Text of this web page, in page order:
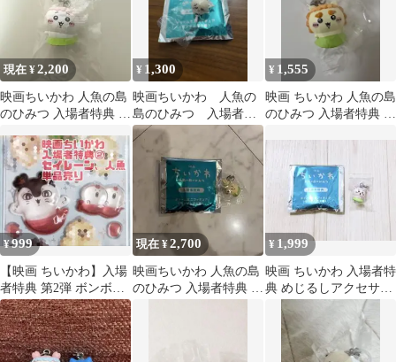
現在 ¥2,200
映画ちいかわ 人魚の島
のひみつ 入場者特典 め
いかわ
¥ 1,300
映画ちいかわ 人魚の
島のひみつ 入場者特
典チャームミニフィギ
ュア ラッコ（先生）
¥ 1,555
映画 ちいかわ 人魚の島
のひみつ 入場者特典 チ
¥999
【映画 ちいかわ】入場
者特典 第2弾 ボンボン
ドロップシール【セイ
レーン、人魚】
現在 ¥2,700
映画ちいかわ 人魚の島
のひみつ 入場者特典 チ
¥ 1,999
映画 ちいかわ 入場者特
典 めじるしアクセサリ
ー 古本屋 カニちゃん